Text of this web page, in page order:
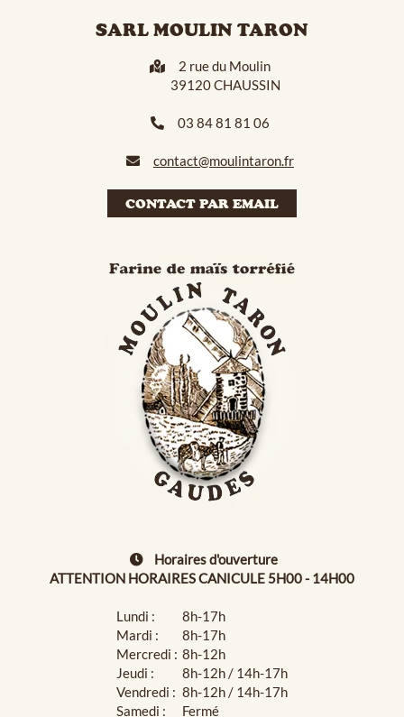
SARL MOULIN TARON
2 rue du Moulin
39120 CHAUSSIN
03 84 81 81 06
contact@moulintaron.fr
CONTACT PAR EMAIL
Horaires d'ouverture
ATTENTION HORAIRES CANICULE 5H00 - 14H00
Lundi :
8h-17h
Mardi :
8h-17h
Mercredi : 8h-12h
Jeudi :
8h-12h / 14h-17h
Vendredi : 8h-12h / 14h-17h
Samedi :
Fermé